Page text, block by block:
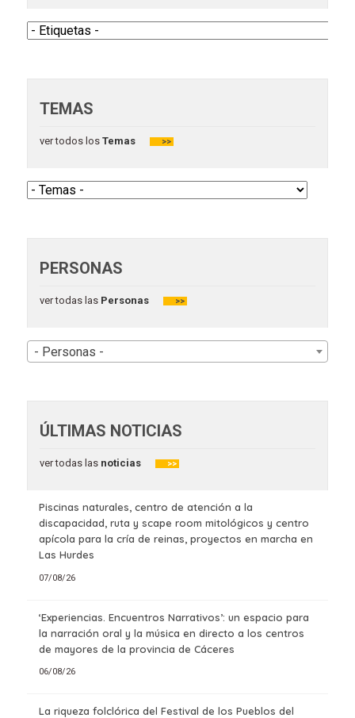
TEMAS
ver todos losTemas >>
PERSONAS
ver todas lasPersonas >>
- Personas -
ÚLTIMAS NOTICIAS
ver todas lasnoticias >>
Piscinas naturales, centro de atención a la
discapacidad, ruta y scape room mitológicos y centro
apícola para la cría de reinas, proyectos en marcha en
Las Hurdes
07/08/26
‘Experiencias. Encuentros Narrativos’: un espacio para
la narración oral y la música en directo a los centros
de mayores de la provincia de Cáceres
06/08/26
La riqueza folclórica del Festival de los Pueblos del